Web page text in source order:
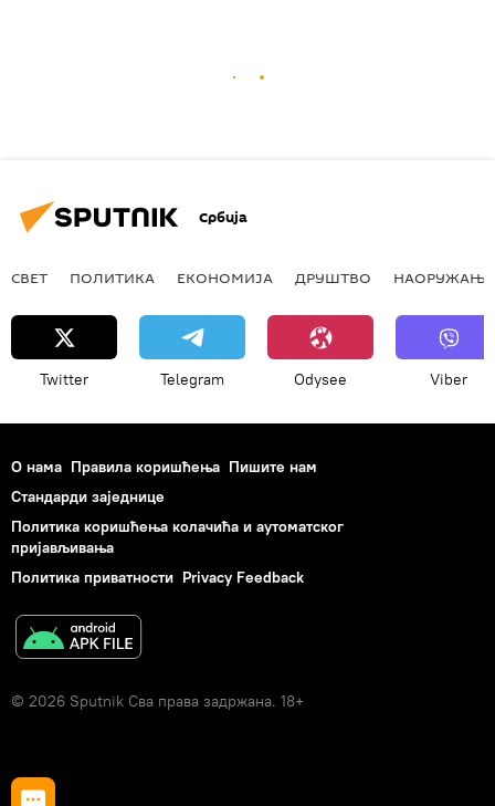
Србија
СВЕТ ПОЛИТИКА ЕКОНОМИЈА ДРУШТВО НАОРУЖАЊЕ
Twitter Telegram Odysee Viber
О нама Правила коришћења Пишите нам
Стандарди заједнице
Политика коришћења колачића и аутоматског
пријављивања
Политика приватности Privacy Feedback
© 2026 Sputnik Сва права задржана. 18+